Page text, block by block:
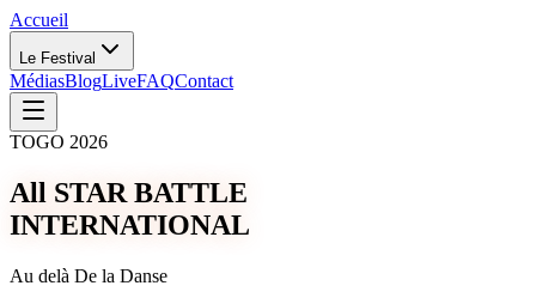
Accueil
Le Festival
MédiasBlogLiveFAQContact
TOGO 2026
All STAR BATTLE
INTERNATIONAL
Au delà De la Danse